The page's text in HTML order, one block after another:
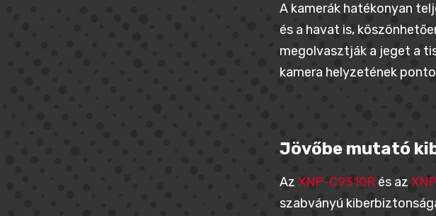
A kamerák hatékonyan
és a havat is,
megolvasztják a jeget a
kamera helyzetének
Jövőbe mutató
Az XNP-C9310Rés az
szabványú